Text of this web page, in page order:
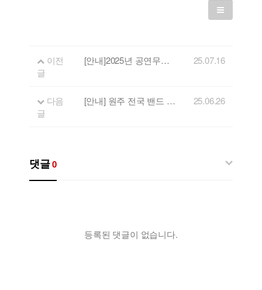
이전
글
[안내]2025년 공연무대지원사업 적격심사 결과 및 추첨 일정 안내 25.07.16
다음
글
[안내] 원주 전국 밴드 페스티벌 25.06.26
댓글0
등록된 댓글이 없습니다.